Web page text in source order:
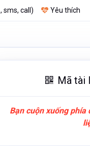
sms, call) Yêu thích
Mã tài
Bạn cuộn xuống